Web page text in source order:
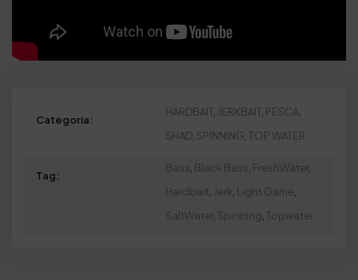
Categoria:
HARDBAIT, JERKBAIT, PESCA,
SHAD, SPINNING TOP WATER
Tag:
Bass Black Bass FreshWater,
Hardbait Jerk Light Game
SaltWater, Spinning Topwater